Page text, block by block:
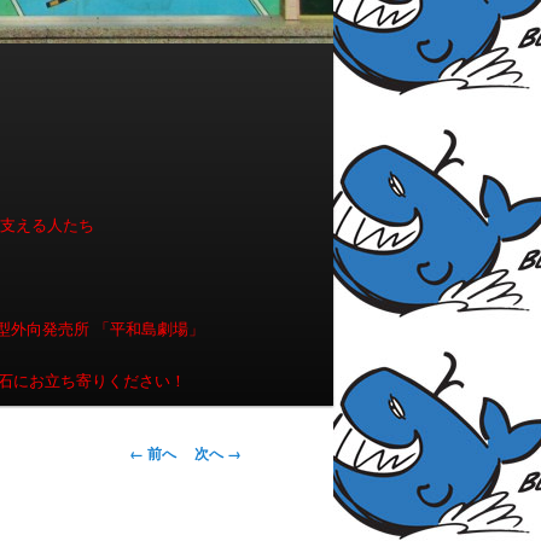
える人たち
外向発売所 「平和島劇場」
にお立ち寄りください！
画像ナビゲー
← 前へ 次へ →